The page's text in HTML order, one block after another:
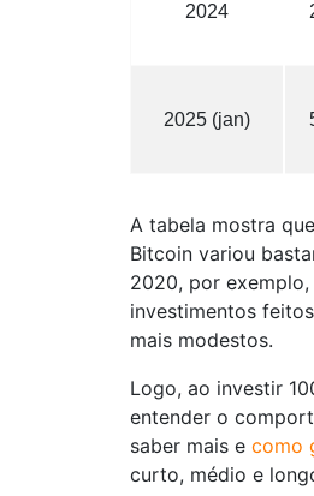
2024
2025 (jan)
A tabela mostra
Bitcoin variou
2020, por
investimentos
mais modestos.
Logo, ao investir
entender o
saber mais e como
curto, médio e